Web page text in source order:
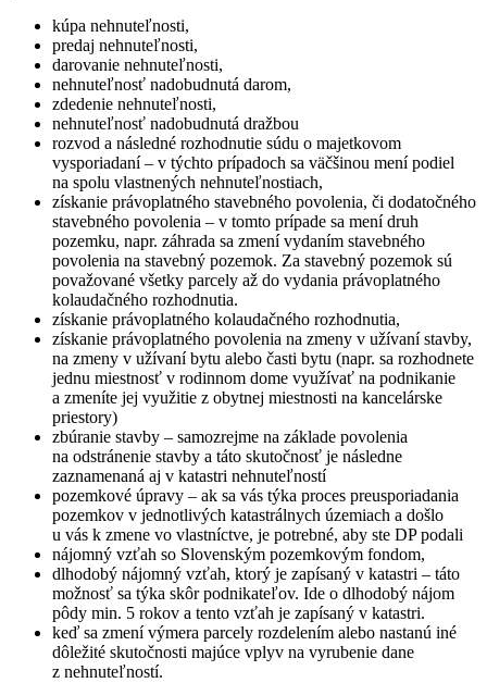
kúpa nehnuteľnosti,
predaj nehnuteľnosti,
darovanie nehnuteľnosti,
nehnuteľnosť nadobudnutá darom,
zdedenie nehnuteľnosti,
nehnuteľnosť nadobudnutá dražbou
rozvod a následné rozhodnutie súdu o majetkovom
vysporiadaní – v týchto prípadoch sa väčšinou mení podiel
na spolu vlastnených nehnuteľnostiach,
získanie právoplatného stavebného povolenia, či dodatočného
stavebného povolenia – v tomto prípade sa mení druh
pozemku, napr. záhrada sa zmení vydaním stavebného
povolenia na stavebný pozemok. Za stavebný pozemok sú
považované všetky parcely až do vydania právoplatného
kolaudačného rozhodnutia.
získanie právoplatného kolaudačného rozhodnutia,
získanie právoplatného povolenia na zmeny v užívaní stavby,
na zmeny v užívaní bytu alebo časti bytu (napr. sa rozhodnete
jednu miestnosť v rodinnom dome využívať na podnikanie
a zmeníte jej využitie z obytnej miestnosti na kancelárske
priestory)
zbúranie stavby – samozrejme na základe povolenia
na odstránenie stavby a táto skutočnosť je následne
zaznamenaná aj v katastri nehnuteľností
pozemkové úpravy – ak sa vás týka proces preusporiadania
pozemkov v jednotlivých katastrálnych územiach a došlo
u vás k zmene vo vlastníctve, je potrebné, aby ste DP podali
nájomný vzťah so Slovenským pozemkovým fondom,
dlhodobý nájomný vzťah, ktorý je zapísaný v katastri – táto
možnosť sa týka skôr podnikateľov. Ide o dlhodobý nájom
pôdy min. 5 rokov a tento vzťah je zapísaný v katastri.
keď sa zmení výmera parcely rozdelením alebo nastanú iné
dôležité skutočnosti majúce vplyv na vyrubenie dane
z nehnuteľností.